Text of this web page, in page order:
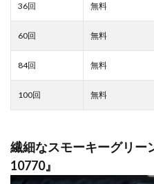
繊細なスモーキーグリー
10770』